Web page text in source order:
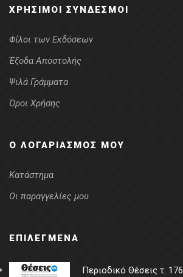
ΧΡΉΣΙΜΟΙ ΣΎΝΔΕΣΜΟΙ
Φίλοι των Εκδόσεων
Έξοδα Αποστολής
Ψιλά Γράμματα
Όροι Χρήσης
Ο ΛΟΓΑΡΙΑΣΜΌΣ ΜΟΥ
Κατάστημα
Οι παραγγελίες μου
ΕΠΙΛΕΓΜΈΝΑ
Περιοδικό Θέσεις τ. 176